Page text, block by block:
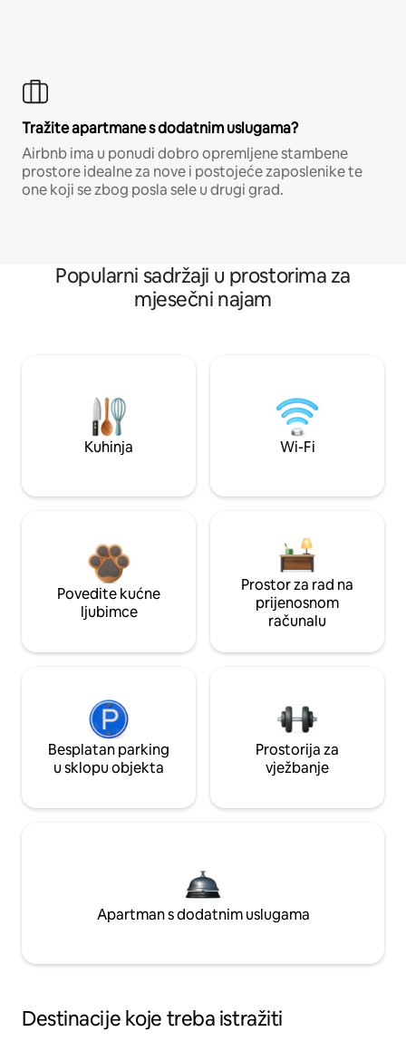
Tražite apartmane s dodatnim uslugama?
Airbnb ima u ponudi dobro opremljene stambene
prostore idealne za nove i postojeće zaposlenike te
one koji se zbog posla sele u drugi grad.
Popularni sadržaji u prostorima za
mjesečni najam
Kuhinja Wi-Fi
Povedite kućne
ljubimce
Prostor za rad na
prijenosnom
računalu
Besplatan parking
u sklopu objekta
Prostorija za
vježbanje
Apartman s dodatnim uslugama
Destinacije koje treba istražiti